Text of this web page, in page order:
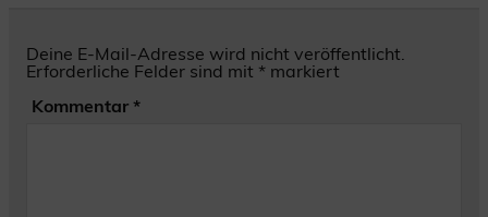
Deine E-Mail-Adresse wird nicht veröffentlicht.
Erforderliche Felder sind mit * markiert
Kommentar *